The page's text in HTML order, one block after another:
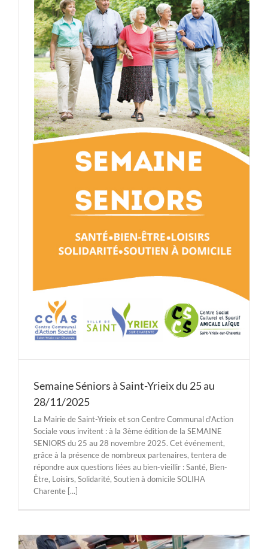
Semaine Séniors à Saint-Yrieix du 25 au
28/11/2025
La Mairie de Saint-Yrieix et son Centre Communal d'Action
Sociale vous invitent : à la 3ème édition de la SEMAINE
SENIORS du 25 au 28 novembre 2025. Cet événement,
grâce à la présence de nombreux partenaires, tentera de
répondre aux questions liées au bien-vieillir : Santé, Bien-
Être, Loisirs, Solidarité, Soutien à domicile SOLIHA
Charente [...]